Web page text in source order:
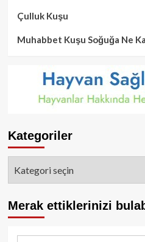
Çulluk Kuşu
Muhabbet Kuşu Soğuğa Ne
Kategoriler
Merak ettiklerinizi